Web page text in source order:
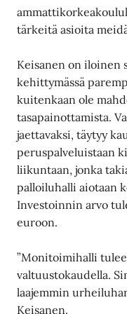
tärkeitä asioita
Keisanen on iloinen
kehittymässä
kuitenkaan ole
tasapainottamista.
jaettavaksi, täytyy
peruspalveluistaan
liikuntaan, jonka
palloiluhalli aiotaan
Investoinnin arvo
euroon.
”Monitoimihalli
valtuustokaudella.
laajemmin
Keisanen.